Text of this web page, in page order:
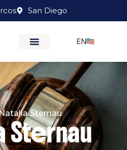
San Diego
EN
Sternau
Sternau